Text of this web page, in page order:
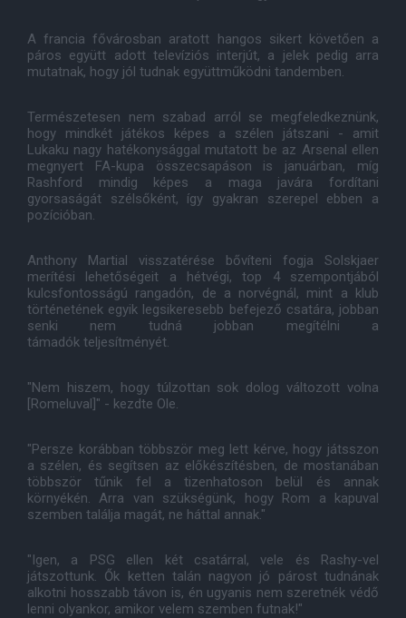
A francia fővárosban aratott hangos sikert követően a
páros együtt adott televíziós interjút, a jelek pedig arra
mutatnak, hogy jól tudnak együttműködni tandemben.
Természetesen nem szabad arról se megfeledkeznünk,
hogy mindkét játékos képes a szélen játszani - amit
Lukaku nagy hatékonysággal mutatott be az Arsenal ellen
megnyert FA-kupa összecsapáson is januárban, míg
Rashford mindig képes a maga javára fordítani
gyorsaságát szélsőként, így gyakran szerepel ebben a
pozícióban.
Anthony Martial visszatérése bővíteni fogja Solskjaer
merítési lehetőségeit a hétvégi, top 4 szempontjából
kulcsfontosságú rangadón, de a norvégnál, mint a klub
történetének egyik legsikeresebb befejező csatára, jobban
senki nem tudná jobban megítélni a
támadók teljesítményét.
"Nem hiszem, hogy túlzottan sok dolog változott volna
[Romeluval]" - kezdte Ole.
"Persze korábban többször meg lett kérve, hogy játsszon
a szélen, és segítsen az előkészítésben, de mostanában
többször tűnik fel a tizenhatoson belül és annak
környékén. Arra van szükségünk, hogy Rom a kapuval
szemben találja magát, ne háttal annak."
"Igen, a PSG ellen két csatárral, vele és Rashy-vel
játszottunk. Ők ketten talán nagyon jó párost tudnának
alkotni hosszabb távon is, én ugyanis nem szeretnék védő
lenni olyankor, amikor velem szemben futnak!"